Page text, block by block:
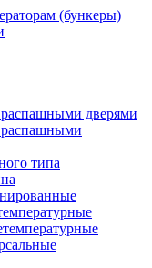
(бункеры)
дверями
типа